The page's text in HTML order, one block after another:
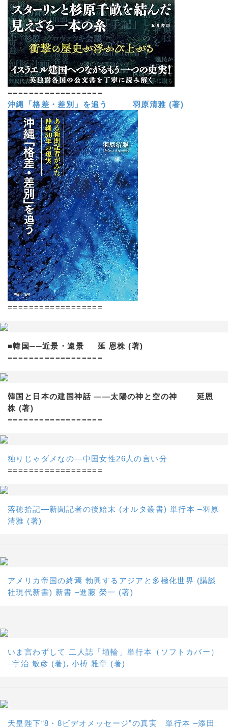
==================
沖縄「格差・差別」を追う 羽原清雅 (著)
==================
■韓国──近景・遠景 延 恩株 (著)
==================
韓国と日本の建国神話 ——太陽の神と空の神 延恩
株 (著)
==================
独りじゃダメなの―中国女性26人の言い分
==================
落穂拾記―新聞記者の後始末 (オルタ叢書) 単行本 –羽原
清雅 (著)
アメリカ帝国の終焉 勃興するアジアと多極化世界 (講談
社現代新書) 新書 –進藤 榮一 (著)
いま言わずして 二人誌「埴輪」単行本（ソフトカバー）
–宇治 敏彦 (著), 小榑 雅章 (著)
天皇陛下“8・8ビデオメッセージ”の真実 単行本 –添田